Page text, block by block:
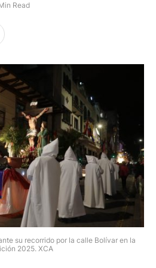
Read
su recorrido por la calle Bolívar en la
2025. XCA